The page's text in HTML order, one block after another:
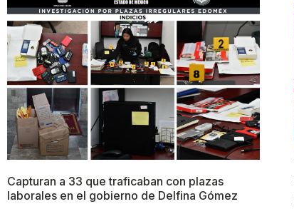
Capturan a 33 que traficaban con plazas
laborales en el gobierno de Delfina Gómez